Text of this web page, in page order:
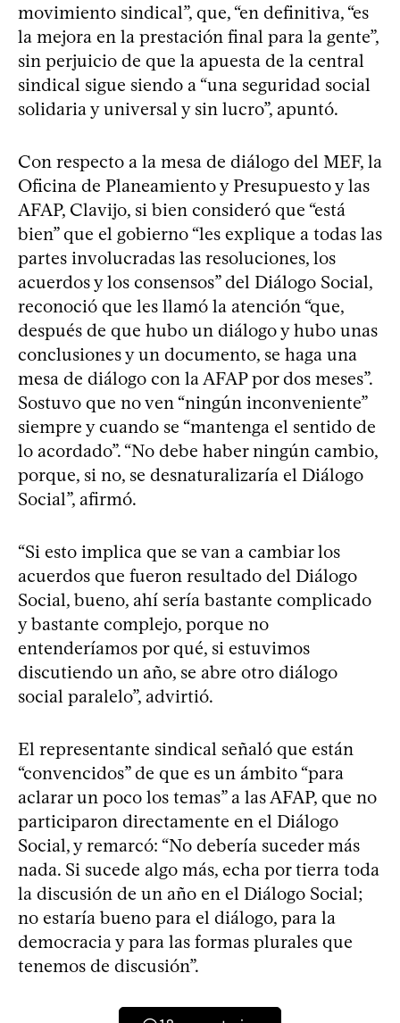
movimiento sindical”, que, “en definitiva, “es
la mejora en la prestación final para la gente”,
sin perjuicio de que la apuesta de la central
sindical sigue siendo a “una seguridad social
solidaria y universal y sin lucro”, apuntó.
Con respecto a la mesa de diálogo del MEF, la
Oficina de Planeamiento y Presupuesto y las
AFAP, Clavijo, si bien consideró que “está
bien” que el gobierno “les explique a todas las
partes involucradas las resoluciones, los
acuerdos y los consensos” del Diálogo Social,
reconoció que les llamó la atención “que,
después de que hubo un diálogo y hubo unas
conclusiones y un documento, se haga una
mesa de diálogo con la AFAP por dos meses”.
Sostuvo que no ven “ningún inconveniente”
siempre y cuando se “mantenga el sentido de
lo acordado”. “No debe haber ningún cambio,
porque, si no, se desnaturalizaría el Diálogo
Social”, afirmó.
“Si esto implica que se van a cambiar los
acuerdos que fueron resultado del Diálogo
Social, bueno, ahí sería bastante complicado
y bastante complejo, porque no
entenderíamos por qué, si estuvimos
discutiendo un año, se abre otro diálogo
social paralelo”, advirtió.
El representante sindical señaló que están
“convencidos” de que es un ámbito “para
aclarar un poco los temas” a las AFAP, que no
participaron directamente en el Diálogo
Social, y remarcó: “No debería suceder más
nada. Si sucede algo más, echa por tierra toda
la discusión de un año en el Diálogo Social;
no estaría bueno para el diálogo, para la
democracia y para las formas plurales que
tenemos de discusión”.